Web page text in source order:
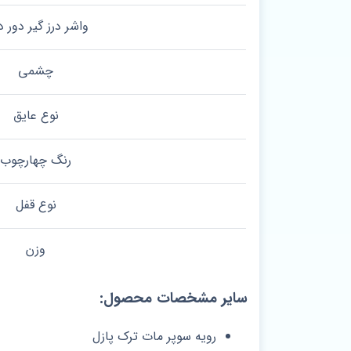
واشر درز گیر دور
چشمی
نوع عایق
رنگ چهارچوب
نوع قفل
وزن
سایر مشخصات محصول:
رویه سوپر مات ترک پازل